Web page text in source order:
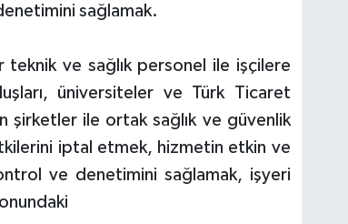
sağlamak.
teknik ve sağlık personel ile işçilere
üniversiteler ve Türk Ticaret
şirketler ile ortak sağlık ve güvenlik
iptal etmek, hizmetin etkin ve
ve denetimini sağlamak, işyeri